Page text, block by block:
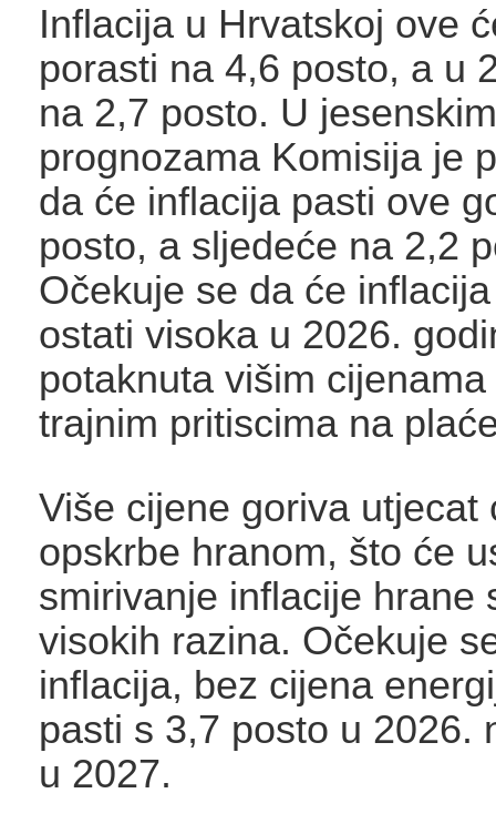
Inflacija u Hrvatskoj ove
porasti na 4,6 posto, a u
na 2,7 posto. U jesenskim
prognozama Komisija je
da će inflacija pasti ove
posto, a sljedeće na 2,2
Očekuje se da će
ostati visoka u 2026.
potaknuta višim
trajnim pritiscima na
Više cijene goriva utjecat
opskrbe hranom, što će
smirivanje inflacije hrane
visokih razina. Očekuje
inflacija, bez cijena
pasti s 3,7 posto u 2026.
u 2027.